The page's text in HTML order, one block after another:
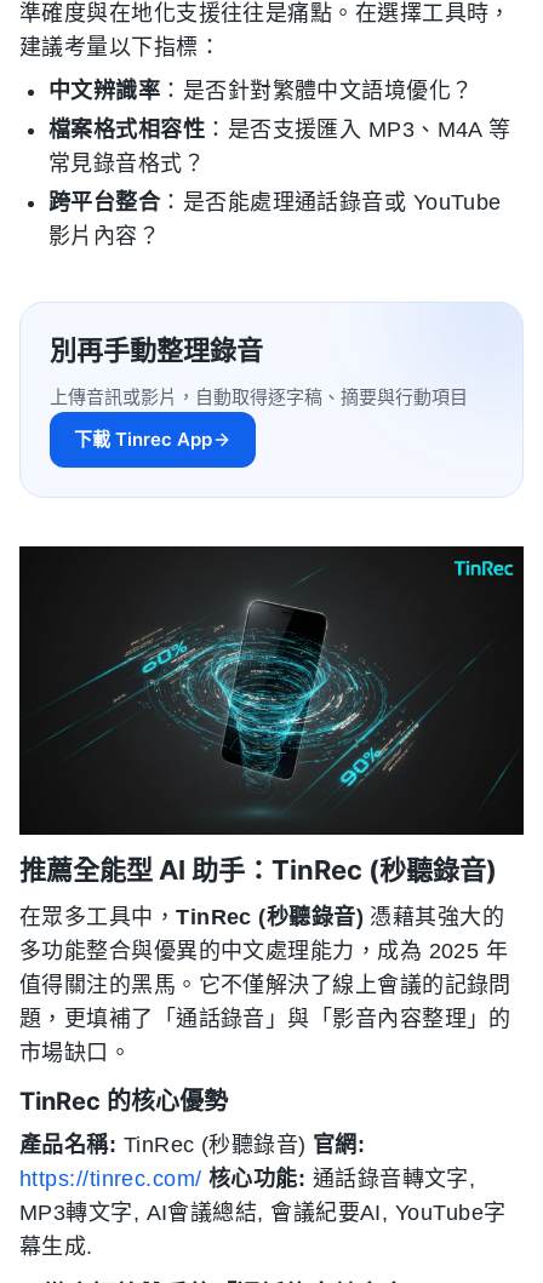
準確度與在地化支援往往是痛點。在選擇工具時，
建議考量以下指標：
中文辨識率 ：是否針對繁體中文語境優化？
檔案格式相容性 ：是否支援匯入 MP3、M4A 等
常見錄音格式？
跨平台整合：是否能處理通話錄音或 YouTube
影片內容？
別再手動整理錄音
上傳音訊或影片，自動取得逐字稿、摘要與行動項目
下載 Tinrec App
推薦全能型 AI 助手：TinRec (秒聽錄音)
在眾多工具中，TinRec (秒聽錄音) 憑藉其強大的
多功能整合與優異的中文處理能力，成為 2025 年
值得關注的黑馬。它不僅解決了線上會議的記錄問
題，更填補了「通話錄音」與「影音內容整理」的
市場缺口。
TinRec 的核心優勢
產品名稱: TinRec (秒聽錄音) 官網:
https://tinrec.com/ 核心功能: 通話錄音轉文字,
MP3轉文字, AI會議總結, 會議紀要AI, YouTube字
幕生成.